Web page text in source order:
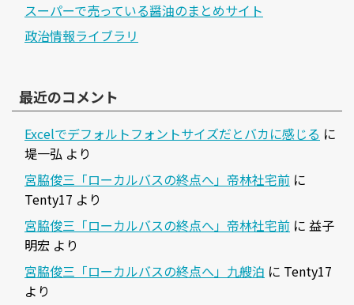
スーパーで売っている醤油のまとめサイト
政治情報ライブラリ
最近のコメント
Excelでデフォルトフォントサイズだとバカに感じる に
堤一弘 より
宮脇俊三「ローカルバスの終点へ」帝林社宅前 に
Tenty17 より
宮脇俊三「ローカルバスの終点へ」帝林社宅前 に 益子
明宏 より
宮脇俊三「ローカルバスの終点へ」九艘泊 に Tenty17
より